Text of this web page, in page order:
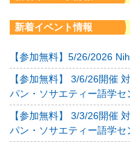
新着イベント情報
【参加無料】5/26/2026
【参加無料】 3/6/26開催
パン・ソサエティー語学セ
【参加無料】 3/3/26開催
パン・ソサエティー語学セ